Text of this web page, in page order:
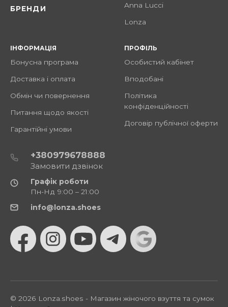
БРЕНДИ Anna Lucci
Lonza
ІНФОРМАЦІЯ
Бонусна програма
Доставка і оплата
Обмін чи повернення
Питання щодо якості
Гарантійні умови
ПРОФІЛЬ
Особистий кабінет
Вподобані
Політика
конфіденційності
Договір публічної оферти
+380979678888
Замовити дзвінок
Графік роботи
Пн-Нд 9:00 – 21:00
info@lonza.shoes
© 2026 Lonza.shoes - Магазин жіночого взуття та сумок